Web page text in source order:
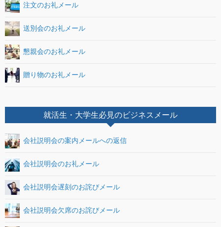
注文のお礼メール
送別会のお礼メール
懇親会のお礼メール
贈り物のお礼メール
就活生・大学生必見のビジネスメール
会社説明会の案内メールへの返信
会社説明会のお礼メール
会社説明会遅刻のお詫びメール
会社説明会欠席のお詫びメール